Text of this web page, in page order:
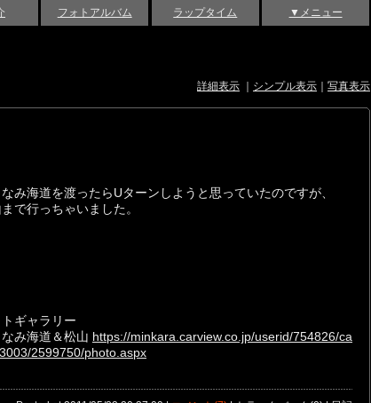
フォトアルバム ラップタイム ▼メニュー
詳細表示 シンプル表示 写真表示
なみ海道を渡ったらUターンしようと思っていたのですが、
で行っちゃいました。
ギャラリー
なみ海道＆松山 https://minkara.carview.co.jp/userid/754826/ca
2599750/photo.aspx